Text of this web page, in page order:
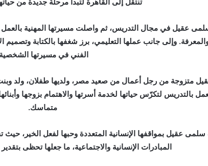
تنتقل إلى القاهرة لتبدأ مرحلة جديدة من
عقيل في مجال التدريس، ثم واصلت مسيرتها المهنية بالعمل
وإلى جانب عملها التعليمي، برز شغفها بالكتابة وتصميم
الفني في مسيرتها
متزوجة من رجل أعمال من صعيد مصر، ولديها طفلان، ولد
بالتدريس لتكرّس حياتها لخدمة أسرتها والاهتمام بزوجها
متماسك.
عقيل بمواقفها الإنسانية المتعددة وحبها لفعل الخير،
المبادرات الإنسانية والاجتماعية، ما جعلها تحظى